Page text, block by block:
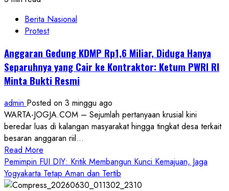
Berita Nasional
Protest
Anggaran Gedung KDMP Rp1,6 Miliar, Diduga Hanya
Separuhnya yang Cair ke Kontraktor: Ketum PWRI RI
Minta Bukti Resmi
admin Posted on 3 minggu ago
WARTA-JOGJA.COM – Sejumlah pertanyaan krusial kini
beredar luas di kalangan masyarakat hingga tingkat desa terkait
besaran anggaran riil...
Read More
more
about
Anggaran
Pemimpin FUI DIY: Kritik Membangun Kunci Kemajuan, Jaga
Yogyakarta Tetap Aman dan Tertib